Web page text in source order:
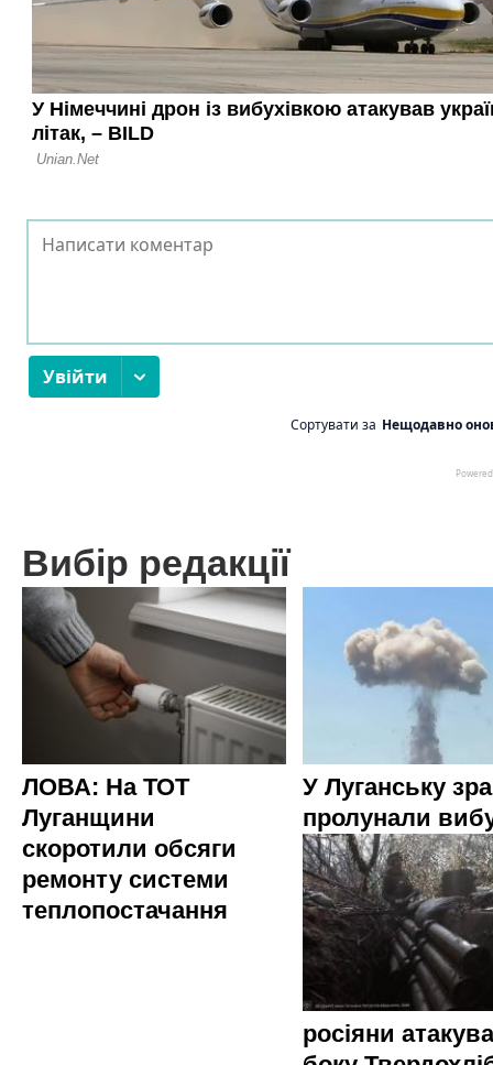
Вибір редакції
ЛОВА: На ТОТ
Луганщини
скоротили обсяги
ремонту системи
теплопостачання
У Луганську
пролунали
росіяни